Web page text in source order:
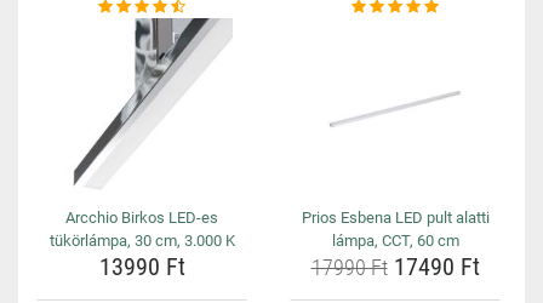
Arcchio Birkos LED-es
tükörlámpa, 30 cm, 3.000 K
13990 Ft
Prios Esbena LED pult alatti
lámpa, CCT, 60 cm
17990 Ft17490 Ft